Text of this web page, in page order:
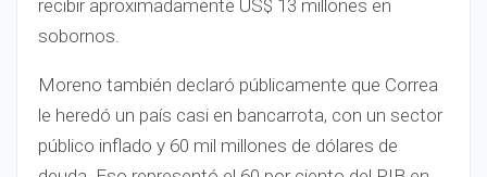
recibir aproximadamente US$ 13 millones en
sobornos.
Moreno también declaró públicamente que Correa
le heredó un país casi en bancarrota, con un sector
público inflado y 60 mil millones de dólares de